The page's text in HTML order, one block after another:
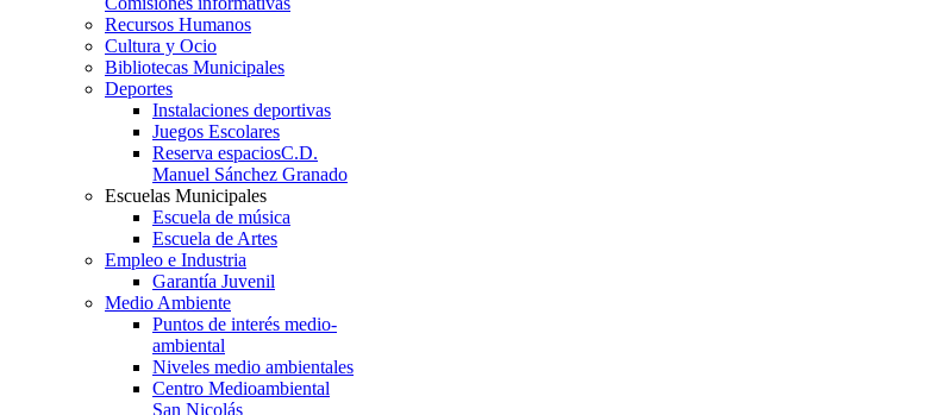
Recursos Humanos
Cultura y Ocio
Bibliotecas Municipales
Deportes
Instalaciones deportivas
Juegos Escolares
Reserva espaciosC.D.
Manuel Sánchez Granado
Escuelas Municipales
Escuela de música
Escuela de Artes
Empleo e Industria
Garantía Juvenil
Medio Ambiente
Puntos de interés medio-
ambiental
Niveles medio ambientales
Centro Medioambiental
San Nicolás